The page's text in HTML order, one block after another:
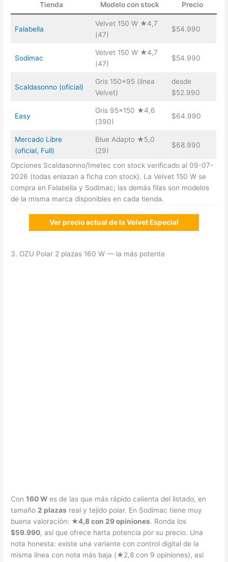
Tienda
Modelo con stock Precio
Falabella
Velvet 150 W ★4,7
(47)
$54.990
Sodimac
Velvet 150 W ★4,7
(47)
$54.990
Scaldasonno (oficial)
Gris 150×95 (línea
Velvet)
desde
$52.990
Easy
Gris 95×150 ★4,6
(390)
$64.990
Mercado Libre
(oficial, Full)
Blue Adapto ★5,0
(29)
$68.990
Opciones Scaldasonno/Imetec con stock verificado al 09-07-
2026 (todas enlazan a ficha con stock). La Velvet 150 W se
compra en Falabella y Sodimac; las demás filas son modelos
de la misma marca disponibles en cada tienda.
Ver precio actual de la Velvet Especial
3. OZU Polar 2 plazas 160 W — la más potente
Con160 W es de las que más rápido calienta del listado, en
tamaño2 plazas real y tejido polar. En Sodimac tiene muy
buena valoración: ★4,8 con 29 opiniones. Ronda los
$59.990, así que ofrece harta potencia por su precio. Una
nota honesta: existe una variante con control digital de la
misma línea con nota más baja (★2,8 con 9 opiniones), así